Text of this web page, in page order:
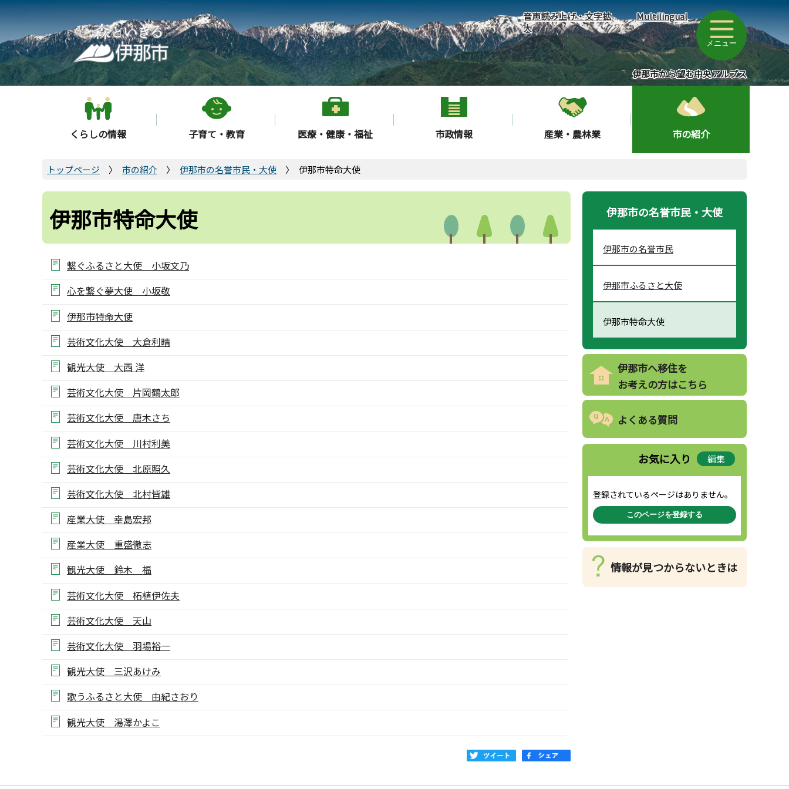
こ
の
ペ
ー
ジ
の
音声読み上げ・文字拡
大
Multilingual
メニュー
伊那市から望む中央アルプス
くらしの情報 子育て・教育 医療・健康・福祉 市政情報 産業・農林業 市の紹介
トップページ 市の紹介 伊那市の名誉市民・大使 伊那市特命大使
伊那市特命大使
繋ぐふるさと大使 小坂文乃
心を繋ぐ夢大使 小坂敬
伊那市特命大使
芸術文化大使 大倉利晴
観光大使 大西 洋
芸術文化大使 片岡鶴太郎
芸術文化大使 唐木さち
芸術文化大使 川村利美
芸術文化大使 北原照久
芸術文化大使 北村皆雄
産業大使 幸島宏邦
産業大使 重盛徹志
観光大使 鈴木 福
芸術文化大使 柘植伊佐夫
芸術文化大使 天山
芸術文化大使 羽場裕一
観光大使 三沢あけみ
歌うふるさと大使 由紀さおり
観光大使 湯澤かよこ
伊那市の名誉市民・大使
伊那市の名誉市民
伊那市ふるさと大使
伊那市特命大使
伊那市へ移住を
お考えの方はこちら
よくある質問
お気に入り 編集
登録されているページはありません。
このページを登録する
情報が見つからないときは